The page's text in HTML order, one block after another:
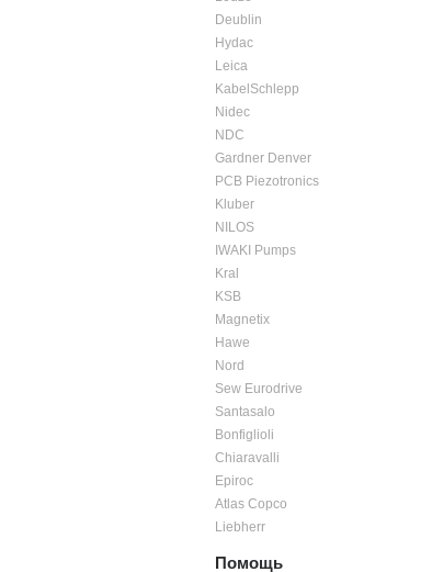
Deublin
Hydac
Leica
KabelSchlepp
Nidec
NDC
Gardner Denver
PCB Piezotronics
Kluber
NILOS
IWAKI Pumps
Kral
KSB
Magnetix
Hawe
Nord
Sew Eurodrive
Santasalo
Bonfiglioli
Chiaravalli
Epiroc
Atlas Copco
Liebherr
Помощь